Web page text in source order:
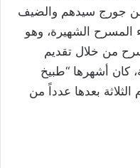
من جورج سيدهم والضيف
المسرح الشهيرة، وهو
من خلال تقديم
كان أشهرها “طبيخ
الثلاثة بعدها عدداً من